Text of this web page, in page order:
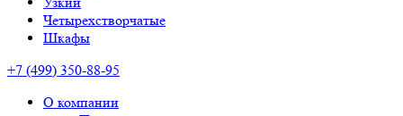
Четырехстворчатые
Шкафы
+7 (499) 350-88-95
О компании